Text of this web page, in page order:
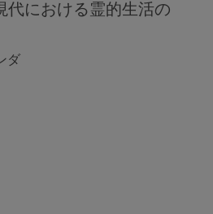
代における霊的生活の
ダ